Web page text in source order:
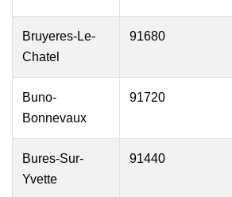
Bruyeres-Le-
Chatel
91680
Buno-
Bonnevaux
91720
Bures-Sur-
Yvette
91440